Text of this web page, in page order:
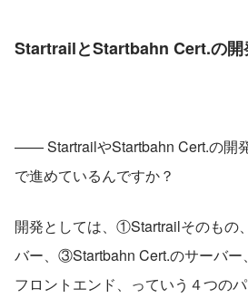
StartrailとStartbahn Cert.の開
—— StartrailやStartbahn Cert.の開
で進めているんですか？
開発としては、①Startrailそのもの
バー、③Startbahn Cert.のサーバ
フロントエンド、っていう４つの